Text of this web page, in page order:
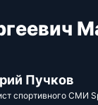
Пучков
спортивного СМИ